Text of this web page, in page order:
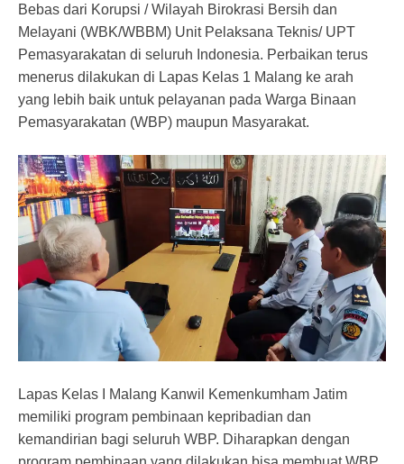
Bebas dari Korupsi / Wilayah Birokrasi Bersih dan
Melayani (WBK/WBBM) Unit Pelaksana Teknis/ UPT
Pemasyarakatan di seluruh Indonesia. Perbaikan terus
menerus dilakukan di Lapas Kelas 1 Malang ke arah
yang lebih baik untuk pelayanan pada Warga Binaan
Pemasyarakatan (WBP) maupun Masyarakat.
Lapas Kelas I Malang Kanwil Kemenkumham Jatim
memiliki program pembinaan kepribadian dan
kemandirian bagi seluruh WBP. Diharapkan dengan